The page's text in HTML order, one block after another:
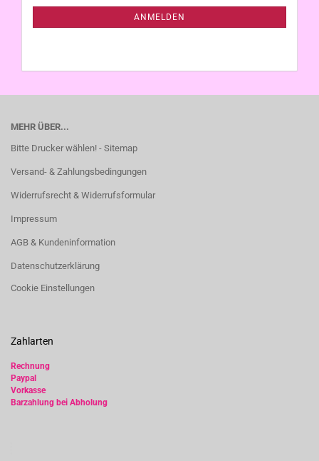
ANMELDEN
MEHR ÜBER...
Bitte Drucker wählen! - Sitemap
Versand- & Zahlungsbedingungen
Widerrufsrecht & Widerrufsformular
Impressum
AGB & Kundeninformation
Datenschutzerklärung
Cookie Einstellungen
Zahlarten
Rechnung
Paypal
Vorkasse
Barzahlung bei Abholung